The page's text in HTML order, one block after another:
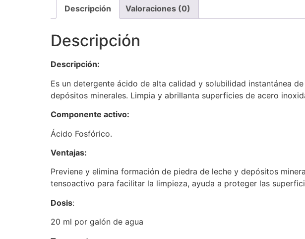
Descripción Valoraciones (0)
Descripción
Descripción:
Es un detergente ácido de alta calidad y solubilidad instantánea
depósitos minerales. Limpia y abrillanta superficies de acero
Componente activo:
Ácido Fosfórico.
Ventajas:
Previene y elimina formación de piedra de leche y depósitos
tensoactivo para facilitar la limpieza, ayuda a proteger las
Dosis:
20 ml por galón de agua